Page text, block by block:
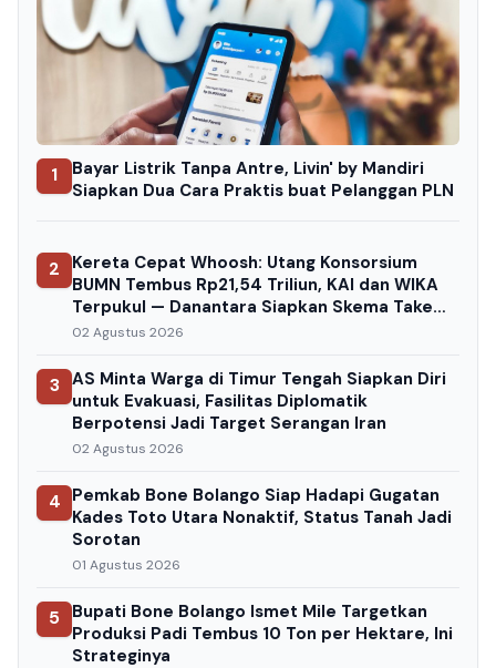
1
Bayar Listrik Tanpa Antre, Livin' by Mandiri
Siapkan Dua Cara Praktis buat Pelanggan PLN
2
Kereta Cepat Whoosh: Utang Konsorsium
BUMN Tembus Rp21,54 Triliun, KAI dan WIKA
Terpukul — Danantara Siapkan Skema Take
Over
02 Agustus 2026
3 AS Minta Warga di Timur Tengah Siapkan Diri
untuk Evakuasi, Fasilitas Diplomatik
Berpotensi Jadi Target Serangan Iran
02 Agustus 2026
4 Pemkab Bone Bolango Siap Hadapi Gugatan
Kades Toto Utara Nonaktif, Status Tanah Jadi
Sorotan
01 Agustus 2026
5
Bupati Bone Bolango Ismet Mile Targetkan
Produksi Padi Tembus 10 Ton per Hektare, Ini
Strateginya